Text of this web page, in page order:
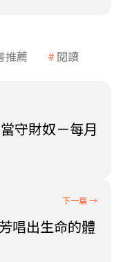
推薦 閱讀
守財奴－每月
唱出生命的體